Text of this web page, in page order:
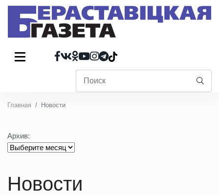
Главная Новости
Архив:
Новости